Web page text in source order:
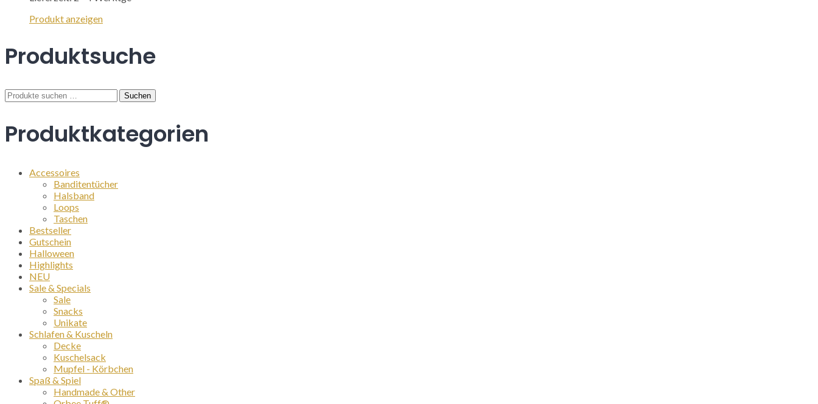
Produkt anzeigenDieses
mehrere
Varianten
Die
Optionen
der
Produktseite
Produktsuche
Suchen
nach:
Suchen
Produktkategorien
Accessoires
Banditentücher
Halsband
Loops
Taschen
Bestseller
Gutschein
Halloween
Highlights
NEU
Sale & Specials
Sale
Snacks
Unikate
Schlafen & Kuscheln
Decke
Kuschelsack
Mupfel - Körbchen
Spaß & Spiel
Handmade & Other